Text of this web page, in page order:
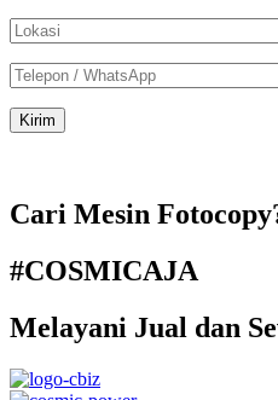
Cari Mesin
#COSMICAJA
Melayani Jual dan